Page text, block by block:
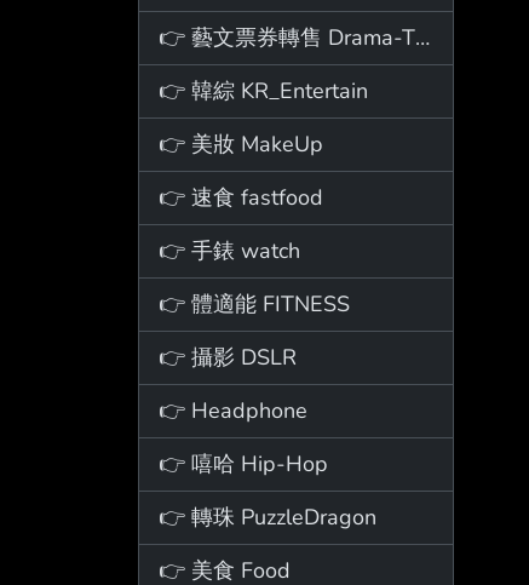
👉 藝文票券轉售 Drama-Ticket
👉 韓綜 KR_Entertain
👉 美妝 MakeUp
👉 速食 fastfood
👉 手錶 watch
👉 體適能 FITNESS
👉 攝影 DSLR
👉 Headphone
👉 嘻哈 Hip-Hop
👉 轉珠 PuzzleDragon
👉 美食 Food